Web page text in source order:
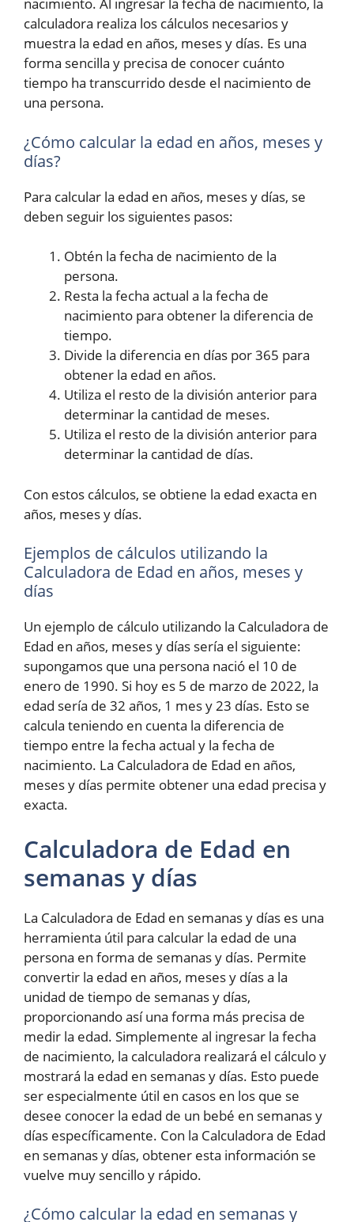
calculadora realiza los cálculos necesarios y
muestra la edad en años, meses y días. Es una
forma sencilla y precisa de conocer cuánto
tiempo ha transcurrido desde el nacimiento de
una persona.
¿Cómo calcular la edad en años, meses y
días?
Para calcular la edad en años, meses y días, se
deben seguir los siguientes pasos:
Obtén la fecha de nacimiento de la
persona.
Resta la fecha actual a la fecha de
nacimiento para obtener la diferencia de
tiempo.
Divide la diferencia en días por 365 para
obtener la edad en años.
Utiliza el resto de la división anterior para
determinar la cantidad de meses.
Utiliza el resto de la división anterior para
determinar la cantidad de días.
Con estos cálculos, se obtiene la edad exacta en
años, meses y días.
Ejemplos de cálculos utilizando la
Calculadora de Edad en años, meses y
días
Un ejemplo de cálculo utilizando la Calculadora de
Edad en años, meses y días sería el siguiente:
supongamos que una persona nació el 10 de
enero de 1990. Si hoy es 5 de marzo de 2022, la
edad sería de 32 años, 1 mes y 23 días. Esto se
calcula teniendo en cuenta la diferencia de
tiempo entre la fecha actual y la fecha de
nacimiento. La Calculadora de Edad en años,
meses y días permite obtener una edad precisa y
exacta.
Calculadora de Edad en
semanas y días
La Calculadora de Edad en semanas y días es una
herramienta útil para calcular la edad de una
persona en forma de semanas y días. Permite
convertir la edad en años, meses y días a la
unidad de tiempo de semanas y días,
proporcionando así una forma más precisa de
medir la edad. Simplemente al ingresar la fecha
de nacimiento, la calculadora realizará el cálculo y
mostrará la edad en semanas y días. Esto puede
ser especialmente útil en casos en los que se
desee conocer la edad de un bebé en semanas y
días específicamente. Con la Calculadora de Edad
en semanas y días, obtener esta información se
vuelve muy sencillo y rápido.
¿Cómo calcular la edad en semanas y